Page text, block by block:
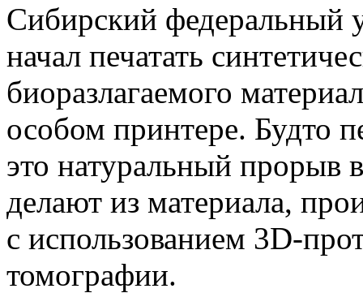
Сибирский федеральный
начал печатать
биоразлагаемого
особом принтере. Будто
это натуральный прорыв в
делают из материала,
с использованием 3D-
томографии.